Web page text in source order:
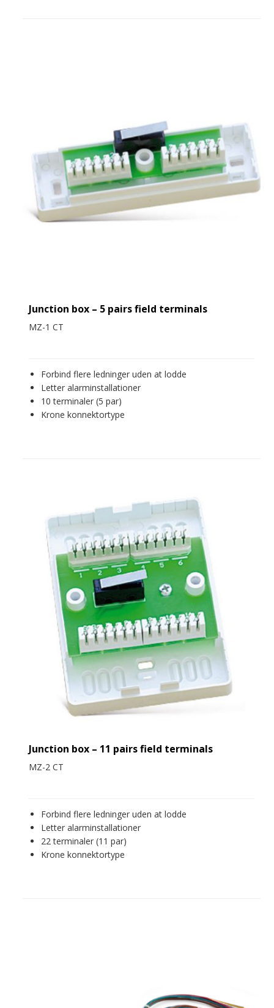
Junction box – 5 pairs field terminals
MZ-1 CT
Forbind flere ledninger uden at lodde
Letter alarminstallationer
10 terminaler (5 par)
Krone konnektortype
Junction box – 11 pairs field terminals
MZ-2 CT
Forbind flere ledninger uden at lodde
Letter alarminstallationer
22 terminaler (11 par)
Krone konnektortype